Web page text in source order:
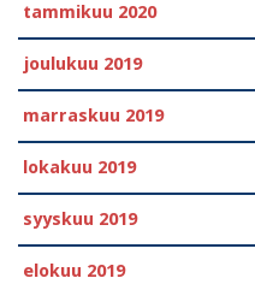
tammikuu 2020
joulukuu 2019
marraskuu 2019
lokakuu 2019
syyskuu 2019
elokuu 2019